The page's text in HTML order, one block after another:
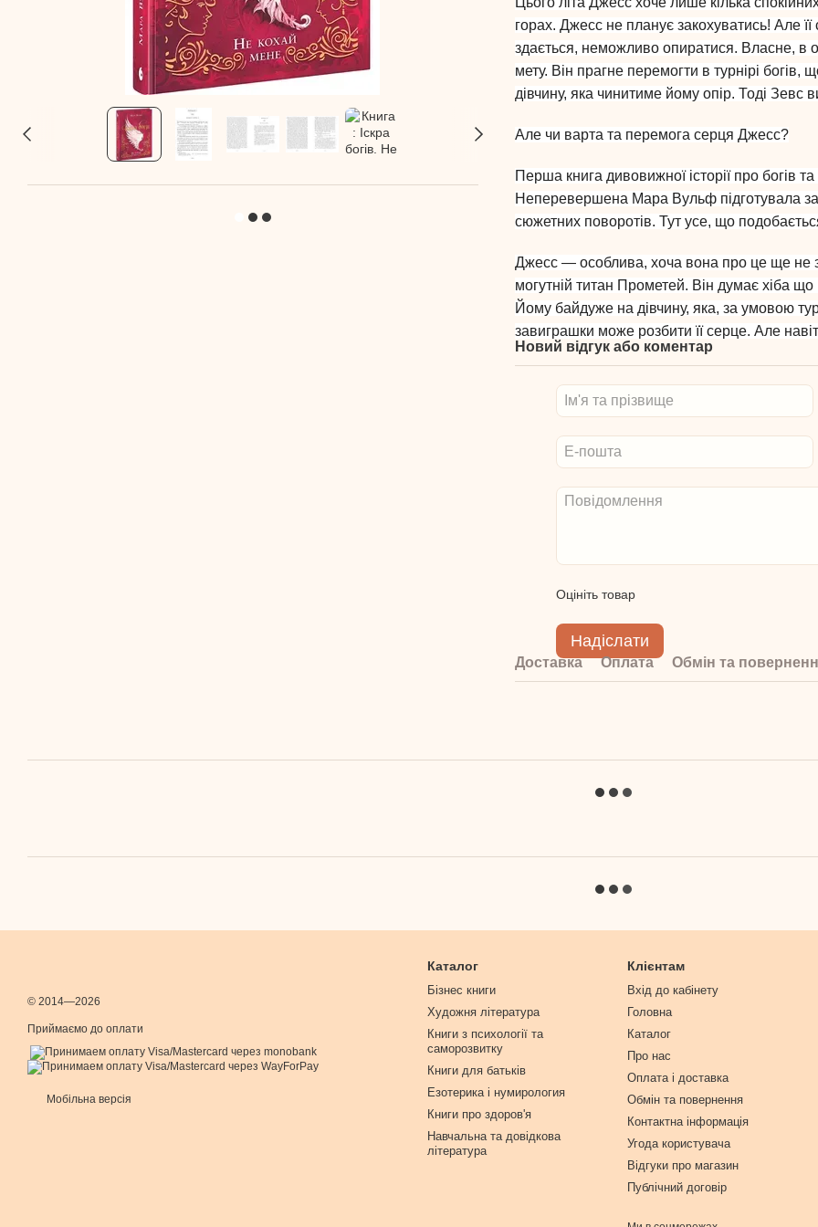
горах. Джесс не планує закохуватись! Але
здається, неможливо опиратися. Власне, в
мету. Він прагне перемогти в турнірі
дівчину, яка чинитиме йому опір. Тоді Зевс
Але чи варта та перемога серця Джесс?
Перша книга дивовижної історії про богів
Неперевершена Мара Вульф підготувала
сюжетних поворотів. Тут усе, що
Джесс — особлива, хоча вона про це ще не
могутній титан Прометей. Він думає хіба що
Йому байдуже на дівчину, яка, за умовою
завиграшки може розбити її серце. Але
Новий відгук або коментар
Оцініть товар
Надіслати
Доставка Оплата Обмін та
© 2014—2026
Приймаємо до оплати
Мобільна версія
Каталог
Бізнес книги
Художня література
Книги з психології та
саморозвитку
Книги для батьків
Езотерика і нумирология
Книги про здоров'я
Навчальна та довідкова
література
Клієнтам
Вхід до кабінету
Головна
Каталог
Про нас
Оплата і доставка
Обмін та повернення
Контактна інформація
Угода користувача
Відгуки про магазин
Публічний договір